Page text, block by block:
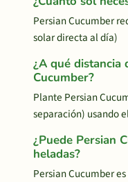
Persian Cucumber
solar directa al día)
¿A qué distancia
Cucumber?
Plante Persian
separación) usando
¿Puede Persian
heladas?
Persian Cucumber